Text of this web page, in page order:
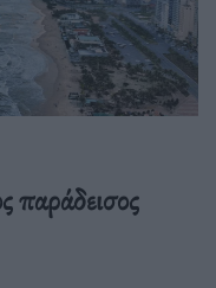
παράδεισος